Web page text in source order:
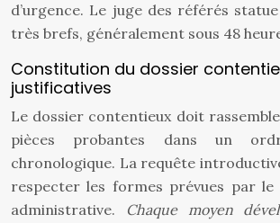
d’urgence. Le juge des référés
très brefs, généralement sous 48
Constitution du dossier
justificatives
Le dossier contentieux doit
pièces probantes dans un
chronologique. La requête
respecter les formes prévues par le
administrative.
Chaque moyen